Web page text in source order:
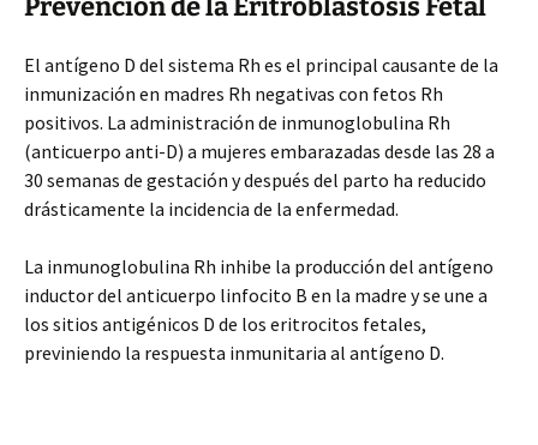
Prevención de la Eritroblastosis Fetal
El antígeno D del sistema Rh es el principal causante de la
inmunización en madres Rh negativas con fetos Rh
positivos. La administración de inmunoglobulina Rh
(anticuerpo anti-D) a mujeres embarazadas desde las 28 a
30 semanas de gestación y después del parto ha reducido
drásticamente la incidencia de la enfermedad.
La inmunoglobulina Rh inhibe la producción del antígeno
inductor del anticuerpo linfocito B en la madre y se une a
los sitios antigénicos D de los eritrocitos fetales,
previniendo la respuesta inmunitaria al antígeno D.